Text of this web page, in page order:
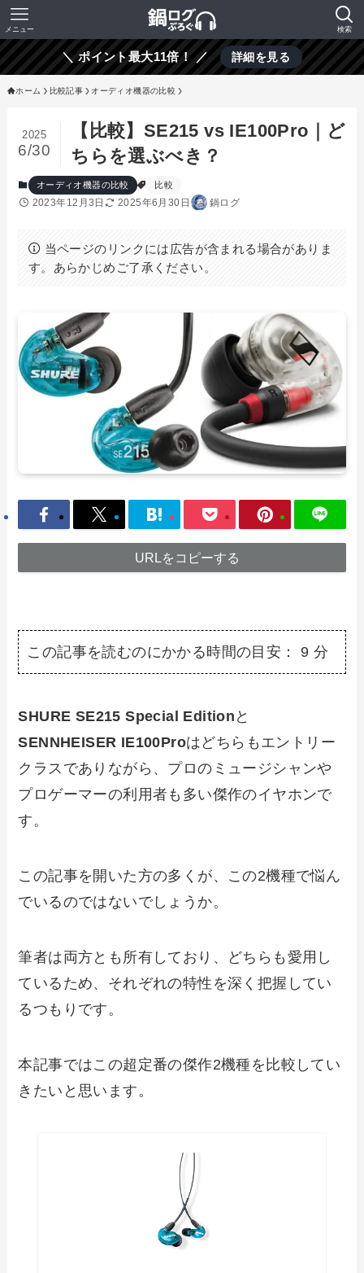
検索
メニュー
＼ ポイント最大11倍！ ／ 詳細を見る
ホーム 比較記事 オーディオ機器の比較
【比較】SE215 vs IE100Pro｜ど
ちらを選ぶべき？
2025
6/30
オーディオ機器の比較 比較
2023年12月3日 2025年6月30日 鍋ログ
当ページのリンクには広告が含まれる場合がありま
す。あらかじめご了承ください。
URLをコピーする
この記事を読むのにかかる時間の目安： 9 分
SHURE SE215 Special Edition と
SENNHEISER IE100Proはどちらもエントリー
クラスでありながら、プロのミュージシャンや
プロゲーマーの利用者も多い傑作のイヤホンで
す。
この記事を開いた方の多くが、この2機種で悩ん
でいるのではないでしょうか。
筆者は両方とも所有しており、どちらも愛用し
ているため、それぞれの特性を深く把握してい
るつもりです。
本記事ではこの超定番の傑作2機種を比較してい
きたいと思います。